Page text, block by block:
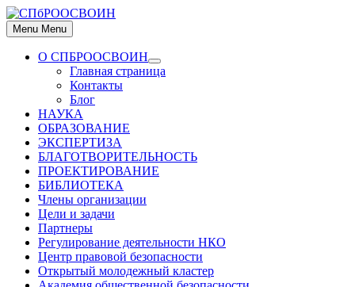
Skip
to
content
Menu Menu
О СПБРООСВОИН
Show
sub
Главная страница
Контакты
Блог
НАУКА
ОБРАЗОВАНИЕ
ЭКСПЕРТИЗА
БЛАГОТВОРИТЕЛЬНОСТЬ
ПРОЕКТИРОВАНИЕ
БИБЛИОТЕКА
Члены организации
Цели и задачи
Партнеры
Регулирование деятельности НКО
Центр правовой безопасности
Открытый молодежный кластер